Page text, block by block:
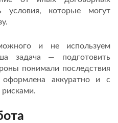
которые могут
и не используем
задача — подготовить
понимали последствия
аккуратно и с